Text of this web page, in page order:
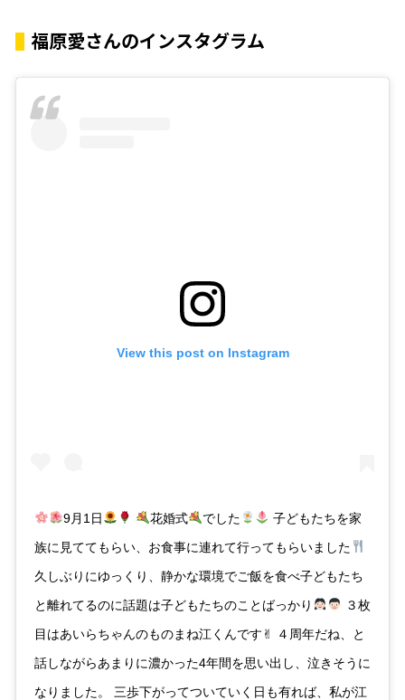
福原愛さんのインスタグラム
View this post on Instagram
9月1日 花婚式 でした
子どもたちを家
族に見ててもらい、お食事に連れて行ってもらいました
久しぶりにゆっくり、静かな環境でご飯を食べ子どもたち
と離れてるのに話題は子どもたちのことばっかり
３枚
目はあいらちゃんのものまね江くんです✌︎ ４周年だね、と
話しながらあまりに濃かった4年間を思い出し、泣きそうに
なりました。 三歩下がってついていく日も有れば、私が江